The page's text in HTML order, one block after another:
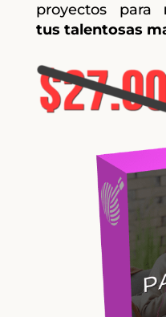
proyectos para
tus talentosas